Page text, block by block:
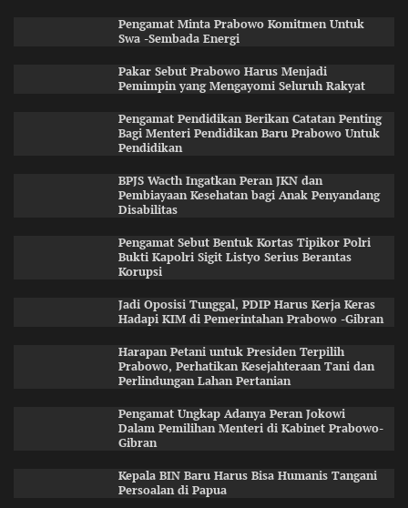
Pengamat Minta Prabowo Komitmen Untuk
Swa -Sembada Energi
Pakar Sebut Prabowo Harus Menjadi
Pemimpin yang Mengayomi Seluruh Rakyat
Pengamat Pendidikan Berikan Catatan Penting
Bagi Menteri Pendidikan Baru Prabowo Untuk
Pendidikan
BPJS Wacth Ingatkan Peran JKN dan
Pembiayaan Kesehatan bagi Anak Penyandang
Disabilitas
Pengamat Sebut Bentuk Kortas Tipikor Polri
Bukti Kapolri Sigit Listyo Serius Berantas
Korupsi
Jadi Oposisi Tunggal, PDIP Harus Kerja Keras
Hadapi KIM di Pemerintahan Prabowo -Gibran
Harapan Petani untuk Presiden Terpilih
Prabowo, Perhatikan Kesejahteraan Tani dan
Perlindungan Lahan Pertanian
Pengamat Ungkap Adanya Peran Jokowi
Dalam Pemilihan Menteri di Kabinet Prabowo-
Gibran
Kepala BIN Baru Harus Bisa Humanis Tangani
Persoalan di Papua